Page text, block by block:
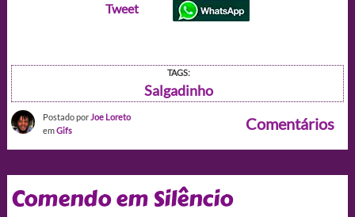
Tweet
TAGS:
Salgadinho
Postado por Joe Loreto
emGifs Comentários
Comendo em Silêncio